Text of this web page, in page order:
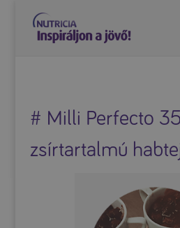
# Milli Perfecto
zsírtartalmú